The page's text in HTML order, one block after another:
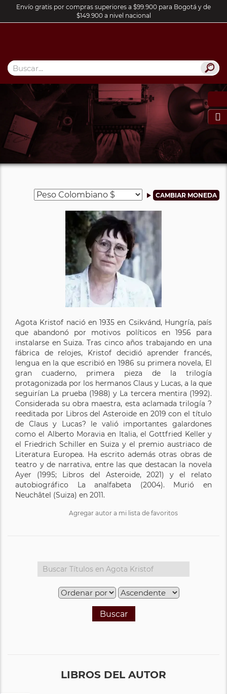
Envío gratis por compras superiores a $99.900 para Bogotá y de
$149.900 a nivel nacional

Agota Kristof nació en 1935 en Csikvánd, Hungría, país
que aban­donó por motivos políticos en 1956 para
instalarse en Suiza. Tras cinco años trabajando en una
fábrica de relojes, Kristof decidió aprender francés,
lengua en la que escribió en 1986 su primera nove­la, El
gran cuaderno, primera pieza de la trilogía
protagonizada por los hermanos Claus y Lucas, a la que
seguirían La prueba (1988) y La tercera mentira (1992).
Considerada su obra maestra, esta aclamada trilogía ?
reeditada por Libros del Asteroide en 2019 con el título
de Claus y Lucas? le valió importantes galardones
como el Alberto Moravia en Italia, el Gottfried Keller y
el Friedrich Schiller en Suiza y el premio austriaco de
Literatura Europea. Ha escrito además otras obras de
teatro y de narrativa, entre las que destacan la novela
Ayer (1995; Libros del Asteroide, 2021) y el relato
autobiográfico La analfabeta (2004). Murió en
Neuchâtel (Suiza) en 2011.
Agregar autor a mi lista de favoritos
Buscar
LIBROS DEL AUTOR